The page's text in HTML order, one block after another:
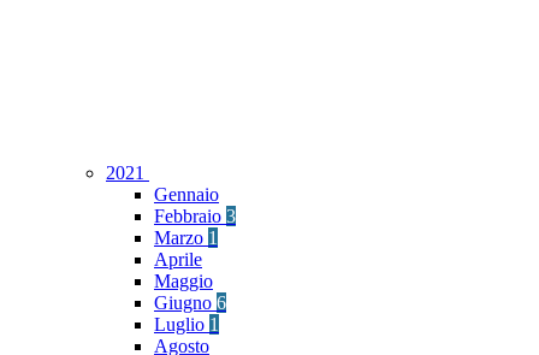
2021
Gennaio
Febbraio 3
Marzo 1
Aprile
Maggio
Giugno 6
Luglio 1
Agosto